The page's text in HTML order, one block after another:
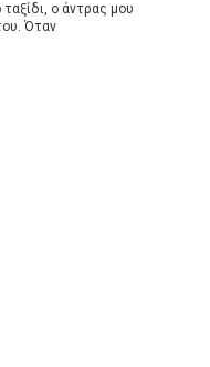
ο άντρας μου
Όταν